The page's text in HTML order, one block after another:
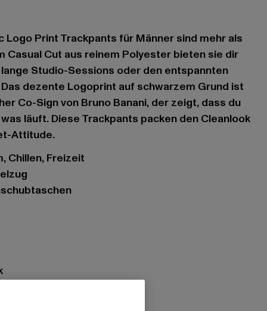
Logo Print Trackpants für Männer sind mehr als
Casual Cut aus reinem Polyester bieten sie dir
Studio-Sessions oder den entspannten
dezente Logoprint auf schwarzem Grund ist
Co-Sign von Bruno Banani, der zeigt, dass du
läuft. Diese Trackpants packen den Cleanlook
Attitude.
Chillen, Freizeit